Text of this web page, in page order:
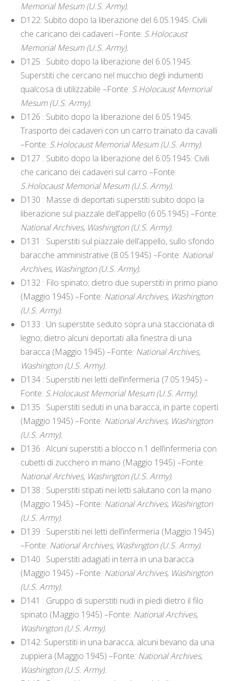
Memorial Mesum (U.S. Army).
D122: Subito dopo la liberazione del 6.05.1945: Civili
che caricano dei cadaveri –Fonte: S.Holocaust
Memorial Mesum (U.S. Army).
D125 : Subito dopo la liberazione del 6.05.1945:
Superstiti che cercano nel mucchio degli indumenti
qualcosa di utilizzabile –Fonte: S.Holocaust Memorial
Mesum (U.S. Army).
D126 : Subito dopo la liberazione del 6.05.1945:
Trasporto dei cadaveri con un carro trainato da cavalli
–Fonte: S.Holocaust Memorial Mesum (U.S. Army).
D127 : Subito dopo la liberazione del 6.05.1945: Civili
che caricano dei cadaveri sul carro –Fonte:
S.Holocaust Memorial Mesum (U.S. Army).
D130 : Masse di deportati superstiti subito dopo la
liberazione sul piazzale dell’appello (6.05.1945) –Fonte:
National Archives, Washington (U.S. Army).
D131 : Superstiti sul piazzale dell’appello, sullo sfondo
baracche amministrative (8.05.1945) –Fonte: National
Archives, Washington (U.S. Army).
D132 : Filo spinato; dietro due superstiti in primo piano
(Maggio 1945) –Fonte: National Archives, Washington
(U.S. Army).
D133 : Un superstite seduto sopra una staccionata di
legno; dietro alcuni deportati alla finestra di una
baracca (Maggio 1945) –Fonte: National Archives,
Washington (U.S. Army).
D134 : Superstiti nei letti dell’infermeria (7.05.1945) –
Fonte: S.Holocaust Memorial Mesum (U.S. Army).
D135 : Superstiti seduti in una baracca, in parte coperti
(Maggio 1945) –Fonte: National Archives, Washington
(U.S. Army).
D136 : Alcuni superstiti a blocco n.1 dell’infermeria con
cubetti di zucchero in mano (Maggio 1945) –Fonte:
National Archives, Washington (U.S. Army).
D138 : Superstiti stipati nei letti salutano con la mano
(Maggio 1945) –Fonte: National Archives, Washington
(U.S. Army).
D139 : Superstiti nei letti dell’infermeria (Maggio 1945)
–Fonte: National Archives, Washington (U.S. Army).
D140 : Superstiti adagiati in terra in una baracca
(Maggio 1945) –Fonte: National Archives, Washington
(U.S. Army).
D141 : Gruppo di superstiti nudi in piedi dietro il filo
spinato (Maggio 1945) –Fonte: National Archives,
Washington (U.S. Army).
D142: Superstiti in una baracca; alcuni bevano da una
zuppiera (Maggio 1945) –Fonte: National Archives,
Washington (U.S. Army).